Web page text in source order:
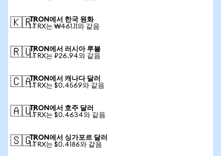
🇰🇷TRON에서 한국 원화
1 TRX는 ₩461.11와 같음
🇷🇺TRON에서 러시아 루블
1 TRX는 ₽26.94와 같음
🇨🇦TRON에서 캐나다 달러
1 TRX는 $0.4569와 같음
🇦🇺TRON에서 호주 달러
1 TRX는 $0.4634와 같음
🇸🇬TRON에서 싱가포르 달러
1 TRX는 $0.4186와 같음